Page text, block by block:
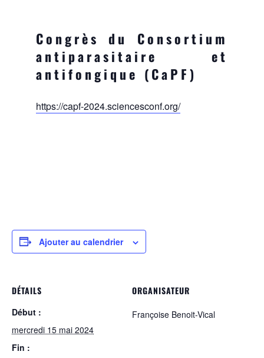
Congrès du Consortium
antiparasitaire et
antifongique (CaPF)
https://capf-2024.sciencesconf.org/
Ajouter au calendrier
DÉTAILS
Début :
mercredi 15 mai 2024
Fin :
ORGANISATEUR
Françoise Benoit-Vical